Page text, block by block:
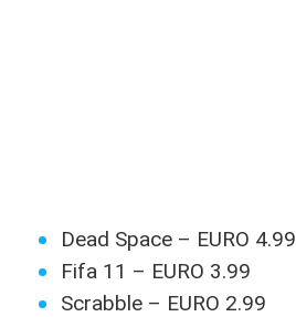
Dead Space – EURO 4.99
Fifa 11 – EURO 3.99
Scrabble – EURO 2.99